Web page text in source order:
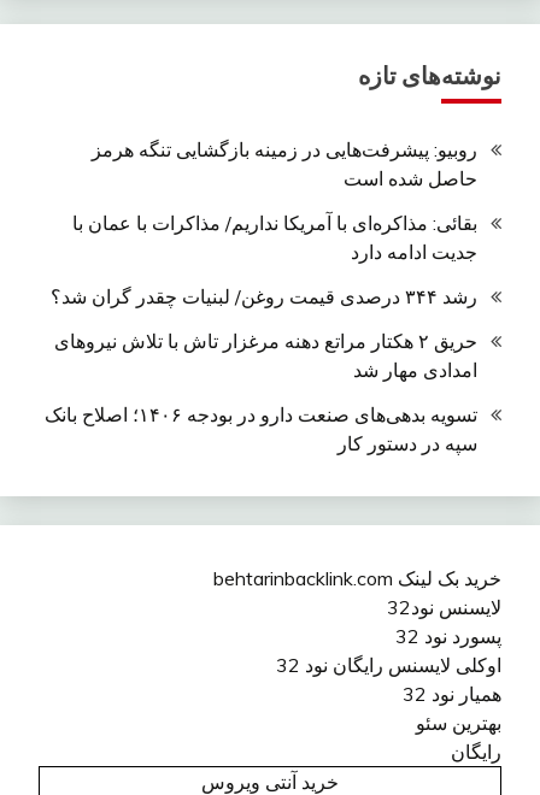
نوشته‌های تازه
روبیو: پیشرفت‌هایی در زمینه بازگشایی تنگه هرمز
حاصل شده است
بقائی: مذاکره‌ای با آمریکا نداریم/ مذاکرات با عمان با
جدیت ادامه دارد
رشد ۳۴۴ درصدی قیمت روغن/ لبنیات چقدر گران شد؟
حریق ۲ هکتار مراتع دهنه مرغزار تاش با تلاش نیروهای
امدادی مهار شد
تسویه بدهی‌های صنعت دارو در بودجه ۱۴۰۶؛ اصلاح بانک
سپه در دستور کار
خرید بک لینک behtarinbacklink.com
لایسنس نود32
پسورد نود 32
اوکلی لایسنس رایگان نود 32
همیار نود 32
بهترین سئو
رایگان
خرید آنتی ویروس